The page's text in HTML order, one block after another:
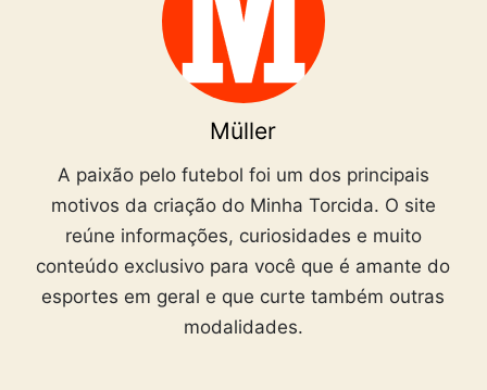
Müller
A paixão pelo futebol foi um dos principais
motivos da criação do Minha Torcida. O site
reúne informações, curiosidades e muito
conteúdo exclusivo para você que é amante do
esportes em geral e que curte também outras
modalidades.